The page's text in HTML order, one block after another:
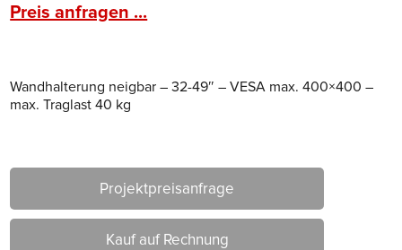
Preis anfragen ...
Wandhalterung neigbar – 32-49″ – VESA max. 400×400 –
max. Traglast 40 kg
Projektpreisanfrage
Kauf auf Rechnung